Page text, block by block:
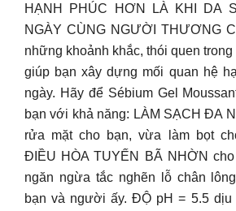
HẠNH PHÚC HƠN LÀ KHI DA
NGÀY CÙNG NGƯỜI THƯƠNG
những khoảnh khắc, thói quen
giúp bạn xây dựng mối quan hệ
ngày. Hãy để Sébium Gel
bạn với khả năng: LÀM SẠCH ĐA
rửa mặt cho bạn, vừa làm bọt
ĐIỀU HÒA TUYẾN BÃ NHỜN
ngăn ngừa tắc nghẽn lỗ chân
bạn và người ấy. ĐỘ pH = 5.5 dịu